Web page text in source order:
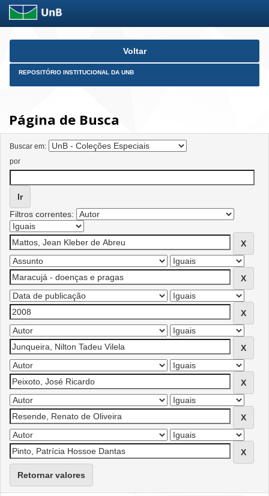
Skip
Voltar
REPOSITÓRIO INSTITUCIONAL DA UNB
Página de Busca
Buscar em:
por
Filtros correntes:
Retornar valores